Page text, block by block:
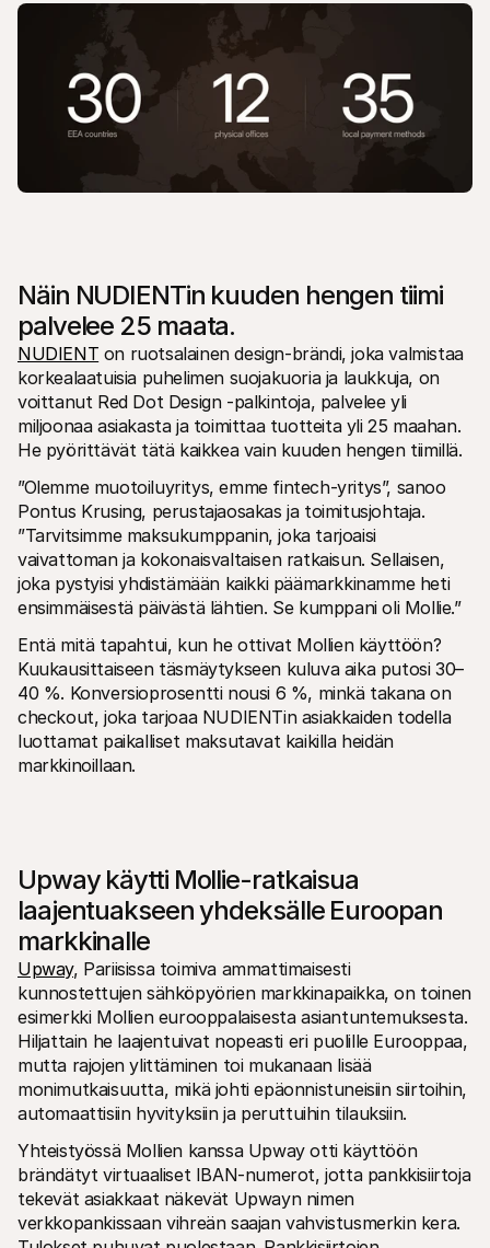
Näin NUDIENTin kuuden hengen tiimi
palvelee 25 maata.
NUDIENT on ruotsalainen design-brändi, joka valmistaa
korkealaatuisia puhelimen suojakuoria ja laukkuja, on
voittanut Red Dot Design -palkintoja, palvelee yli
miljoonaa asiakasta ja toimittaa tuotteita yli 25 maahan.
He pyörittävät tätä kaikkea vain kuuden hengen tiimillä.
”Olemme muotoiluyritys, emme fintech-yritys”, sanoo
Pontus Krusing, perustajaosakas ja toimitusjohtaja.
”Tarvitsimme maksukumppanin, joka tarjoaisi
vaivattoman ja kokonaisvaltaisen ratkaisun. Sellaisen,
joka pystyisi yhdistämään kaikki päämarkkinamme heti
ensimmäisestä päivästä lähtien. Se kumppani oli Mollie.”
Entä mitä tapahtui, kun he ottivat Mollien käyttöön?
Kuukausittaiseen täsmäytykseen kuluva aika putosi 30–
40 %. Konversioprosentti nousi 6 %, minkä takana on
checkout, joka tarjoaa NUDIENTin asiakkaiden todella
luottamat paikalliset maksutavat kaikilla heidän
markkinoillaan.
Upway käytti Mollie-ratkaisua
laajentuakseen yhdeksälle Euroopan
markkinalle
Upway, Pariisissa toimiva ammattimaisesti
kunnostettujen sähköpyörien markkinapaikka, on toinen
esimerkki Mollien eurooppalaisesta asiantuntemuksesta.
Hiljattain he laajentuivat nopeasti eri puolille Eurooppaa,
mutta rajojen ylittäminen toi mukanaan lisää
monimutkaisuutta, mikä johti epäonnistuneisiin siirtoihin,
automaattisiin hyvityksiin ja peruttuihin tilauksiin.
Yhteistyössä Mollien kanssa Upway otti käyttöön
brändätyt virtuaaliset IBAN-numerot, jotta pankkisiirtoja
tekevät asiakkaat näkevät Upwayn nimen
verkkopankissaan vihreän saajan vahvistusmerkin kera.